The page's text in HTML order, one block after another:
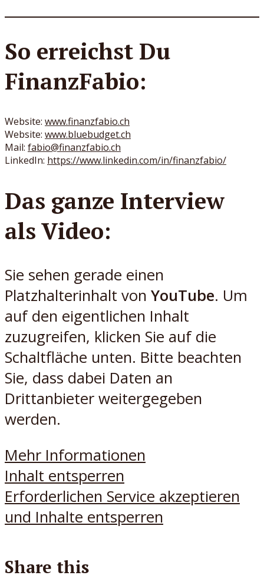
So erreichst Du
FinanzFabio:
Website: www.finanzfabio.ch
Website: www.bluebudget.ch
Mail: fabio@finanzfabio.ch
LinkedIn: https://www.linkedin.com/in/finanzfabio/
Das ganze Interview
als Video:
Sie sehen gerade einen
Platzhalterinhalt von YouTube. Um
auf den eigentlichen Inhalt
zuzugreifen, klicken Sie auf die
Schaltfläche unten. Bitte beachten
Sie, dass dabei Daten an
Drittanbieter weitergegeben
werden.
Mehr Informationen
Inhalt entsperren
Erforderlichen Service akzeptieren
und Inhalte entsperren
Share this